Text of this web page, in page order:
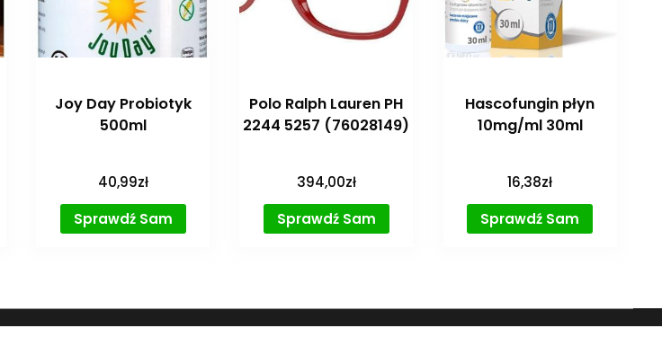
Joy Day Probiotyk
500ml
40,99zł
Sprawdź Sam
Polo Ralph Lauren PH
2244 5257 (76028149)
394,00zł
Sprawdź Sam
Hascofungin płyn
10mg/ml 30ml
16,38zł
Sprawdź Sam